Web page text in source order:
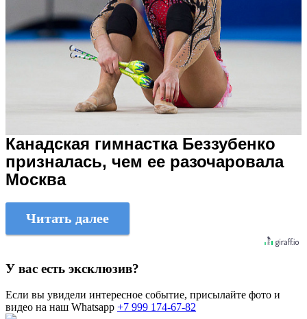
Канадская гимнастка Беззубенко
призналась, чем ее разочаровала
Москва
Читать далее
У вас есть эксклюзив?
Если вы увидели интересное событие, присылайте фото и
видео на наш Whatsapp +7 999 174-67-82